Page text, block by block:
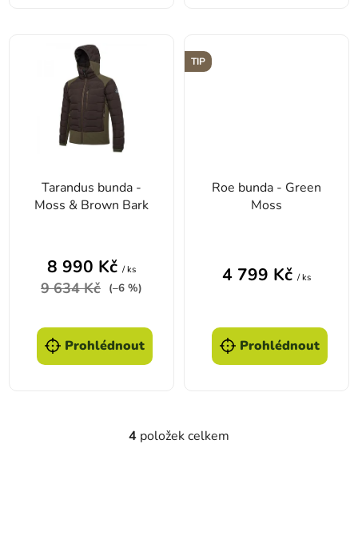
Tarandus bunda -
Moss & Brown Bark
8 990 Kč / ks
9 634 Kč (–6 %)
Prohlédnout
TIP
Roe bunda - Green
Moss
4 799 Kč / ks
Prohlédnout
Ovládací prvky výpisu
4 položek celkem